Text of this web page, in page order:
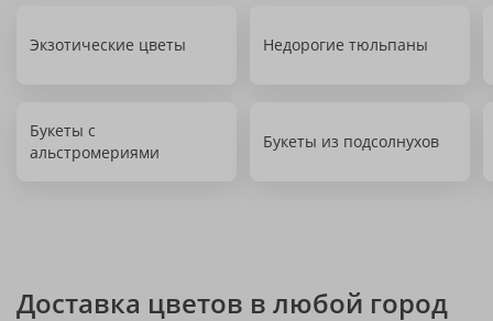
Экзотические цветы Недорогие тюльпаны
Букеты с
альстромериями
Букеты из подсолнухов
Доставка цветов в любой город